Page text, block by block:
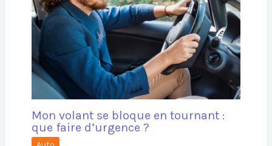
Mon volant se bloque en tournant :
que faire d’urgence ?